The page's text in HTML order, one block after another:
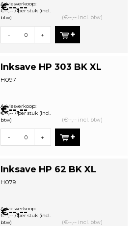
€--,--
Adviesverkoop:
€--,-- / per stuk (incl.
btw)
(€--,-- incl. btw)
- +
Inksave HP 303 BK XL
H097
€--,--
Adviesverkoop:
€--,-- / per stuk (incl.
btw)
(€--,-- incl. btw)
- +
Inksave HP 62 BK XL
H079
€--,--
Adviesverkoop:
€--,-- / per stuk (incl.
btw)
(€--,-- incl. btw)